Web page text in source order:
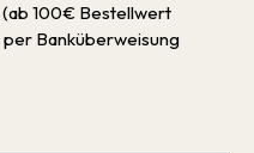
(ab 100€ Bestellwert
Banküberweisung